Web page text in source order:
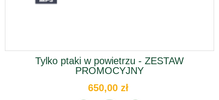
Tylko ptaki w powietrzu - ZESTAW
PROMOCYJNY
650,00 zł